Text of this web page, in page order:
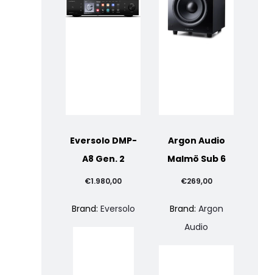
Eversolo DMP-
A8 Gen. 2
€1.980,00
Brand: Eversolo
Argon Audio
Malmö Sub 6
€269,00
Brand: Argon
Audio